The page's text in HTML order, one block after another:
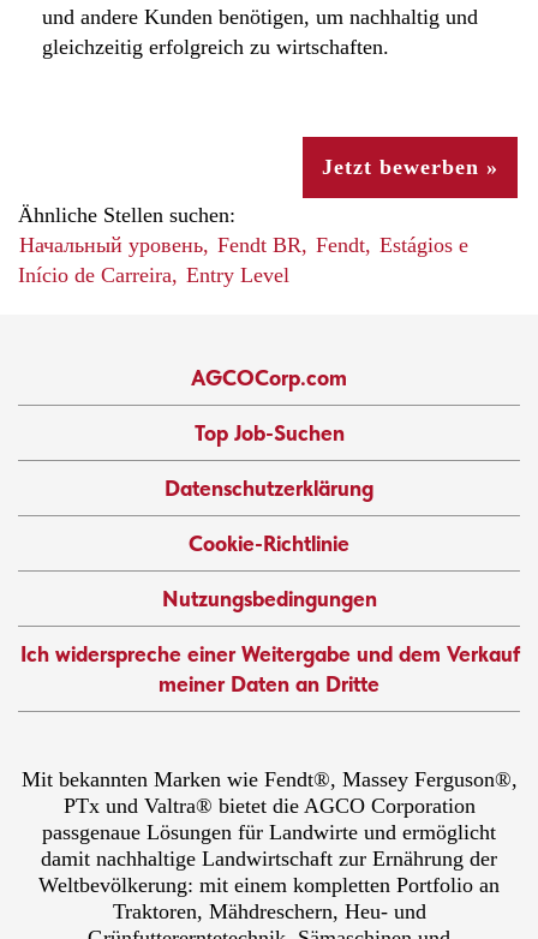
und andere Kunden benötigen, um nachhaltig und
gleichzeitig erfolgreich zu wirtschaften.
Jetzt bewerben »
Ähnliche Stellen suchen:
Начальный уровень, Fendt BR, Fendt, Estágios e
Início de Carreira, Entry Level
AGCOCorp.com
Top Job-Suchen
Datenschutzerklärung
Cookie-Richtlinie
Nutzungsbedingungen
Ich widerspreche einer Weitergabe und dem Verkauf
meiner Daten an Dritte
Mit bekannten Marken wie Fendt®, Massey Ferguson®,
PTx und Valtra® bietet die AGCO Corporation
passgenaue Lösungen für Landwirte und ermöglicht
damit nachhaltige Landwirtschaft zur Ernährung der
Weltbevölkerung: mit einem kompletten Portfolio an
Traktoren, Mähdreschern, Heu- und